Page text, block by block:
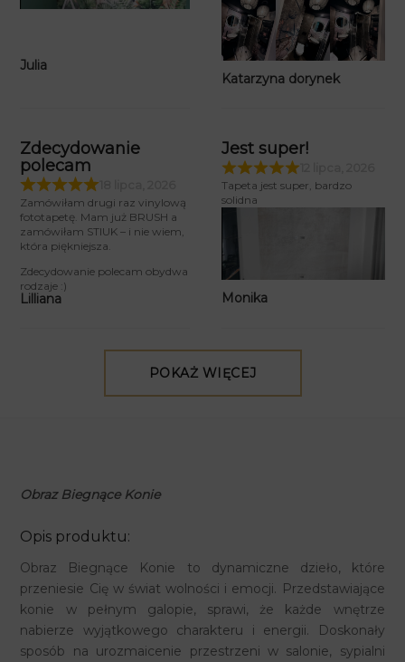
Julia
Katarzyna dorynek
Zdecydowanie
polecam
18 lipca, 2026
Zamówiłam drugi raz vinylową
fototapetę. Mam już BRUSH a
zamówiłam STIUK – i nie wiem,
która piękniejsza.
Zdecydowanie polecam obydwa
rodzaje :)
Lilliana
Jest super!
Tapeta jest super, bardzo
solidna
Monika
POKAŻ WIĘCEJ
Obraz Biegnące Konie
Opis produktu:
Obraz Biegnące Konie to dynamiczne dzieło, które
przeniesie Cię w świat wolności i emocji. Przedstawiające
konie w pełnym galopie, sprawi, że każde wnętrze
nabierze wyjątkowego charakteru i energii. Doskonały
sposób na urozmaicenie przestrzeni w salonie, sypialni